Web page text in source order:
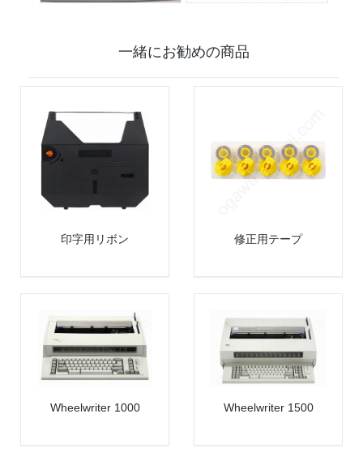
一緒にお勧めの商品
印字用リボン 修正用テープ
Wheelwriter 1000 Wheelwriter 1500